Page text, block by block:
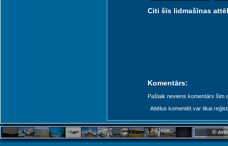
Citi šīs lidmašīnas
Komentārs:
Pašlaik neviens komentārs šim
Attēlus komentēt var tikai
©